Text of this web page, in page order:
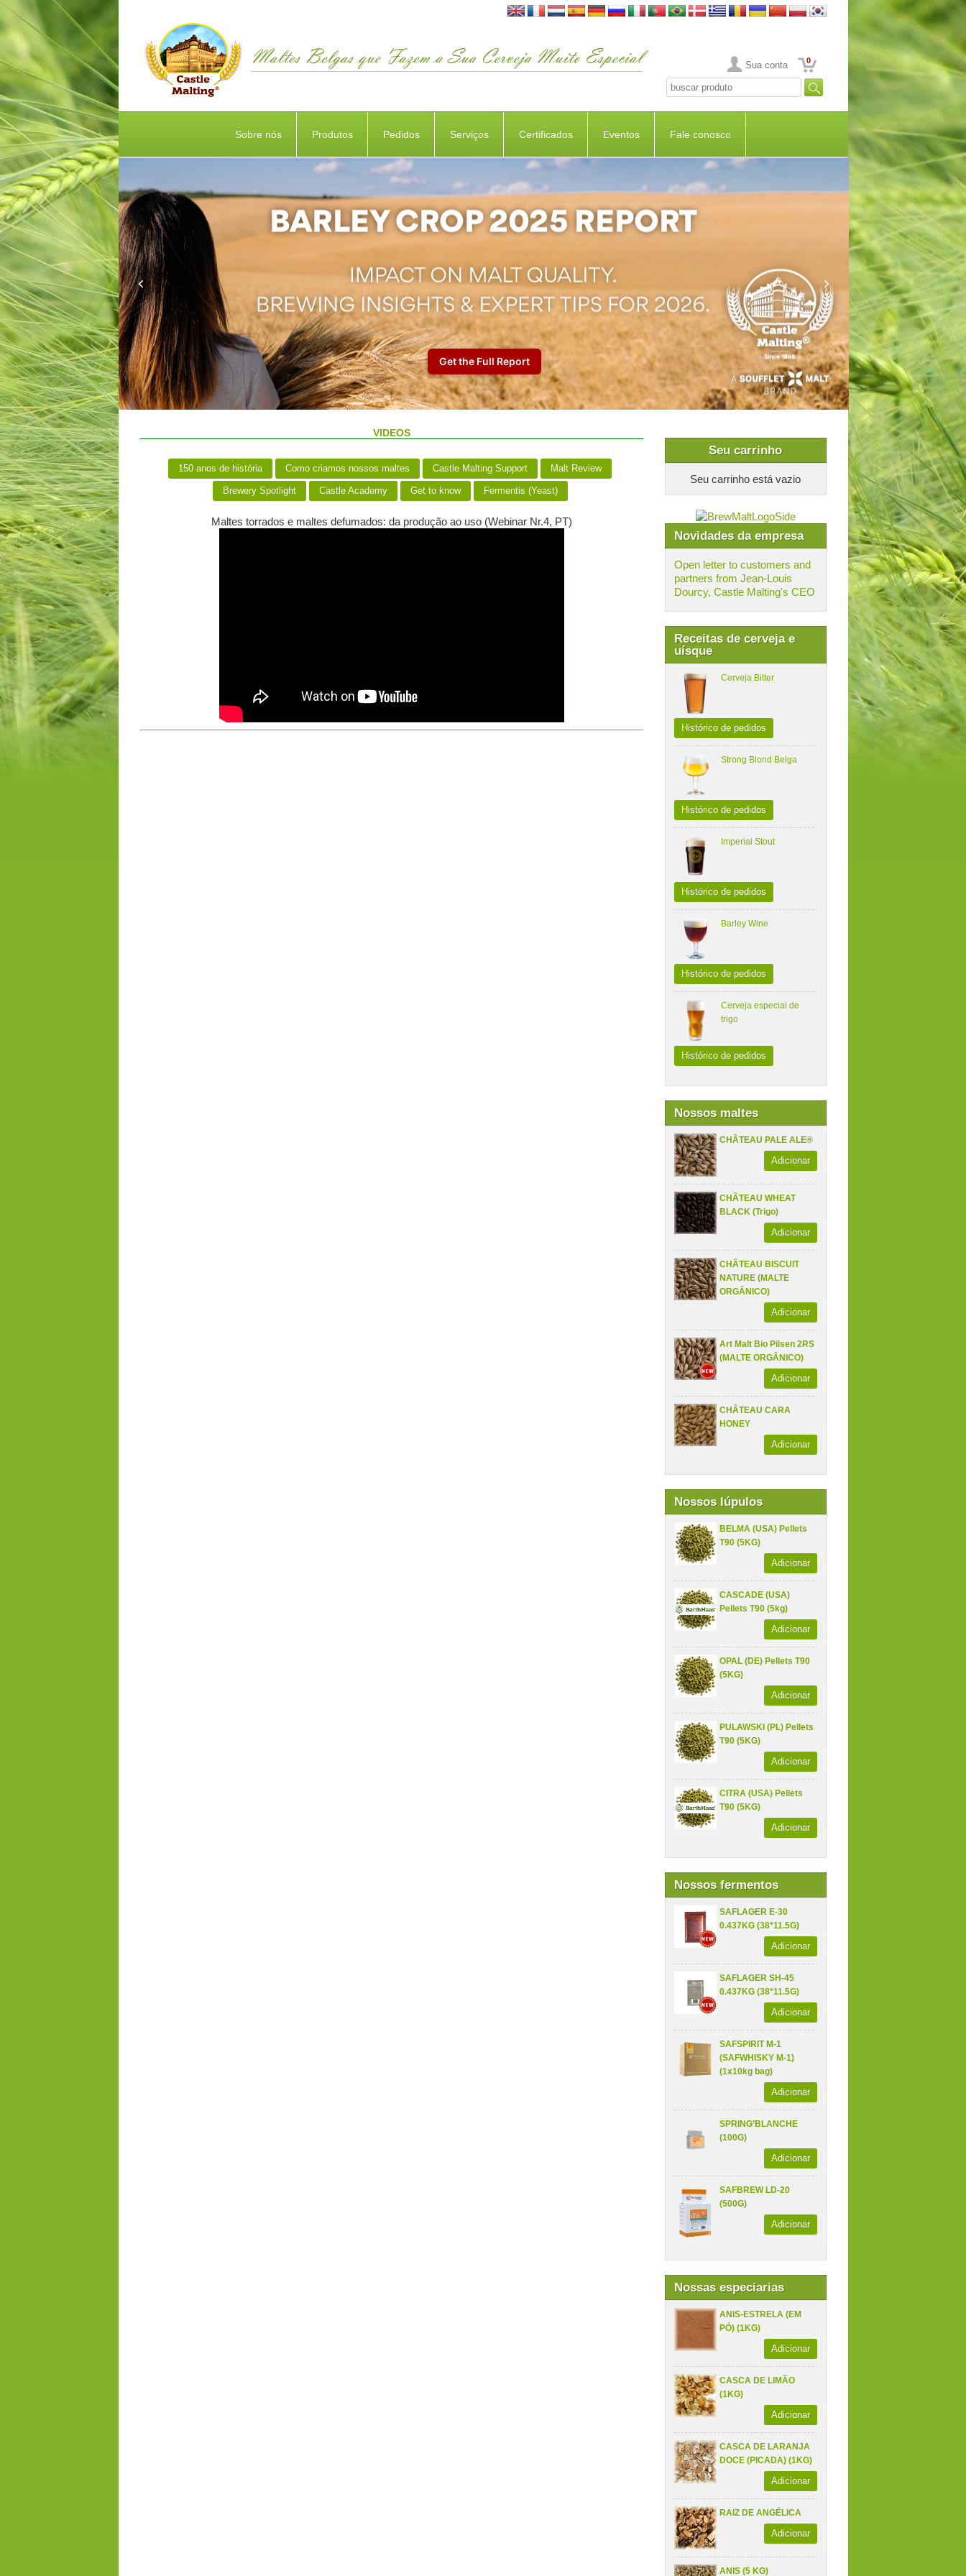
Sua conta 0
Sobre nós Produtos Pedidos Serviços Certificados Eventos Fale conosco
Seu carrinho
Seu carrinho está vazio
Novidades da empresa
Open letter to customers and
partners from Jean-Louis
Dourcy, Castle Malting's CEO
Receitas de cerveja e
uísque
Cerveja Bitter
Histórico de pedidos
Strong Blond Belga
Histórico de pedidos
Imperial Stout
Histórico de pedidos
Barley Wine
Histórico de pedidos
Cerveja especial de
trigo
Histórico de pedidos
Nossos maltes
CHÂTEAU PALE ALE®
Adicionar
CHÂTEAU WHEAT
BLACK (Trigo)
Adicionar
CHÂTEAU BISCUIT
NATURE (MALTE
ORGÂNICO)
Adicionar
Art Malt Bio Pilsen 2RS
(MALTE ORGÂNICO)
Adicionar
CHÂTEAU CARA
HONEY
Adicionar
Nossos lúpulos
BELMA (USA) Pellets
T90 (5KG)
Adicionar
CASCADE (USA)
Pellets T90 (5kg)
Adicionar
OPAL (DE) Pellets T90
(5KG)
Adicionar
PULAWSKI (PL) Pellets
T90 (5KG)
Adicionar
CITRA (USA) Pellets
T90 (5KG)
Adicionar
Nossos fermentos
SAFLAGER E-30
0.437KG (38*11.5G)
Adicionar
SAFLAGER SH-45
0.437KG (38*11.5G)
Adicionar
SAFSPIRIT M-1
(SAFWHISKY M-1)
(1x10kg bag)
Adicionar
SPRING’BLANCHE
(100G)
Adicionar
SAFBREW LD-20
(500G)
Adicionar
Nossas especiarias
ANIS-ESTRELA (EM
PÓ) (1KG)
Adicionar
CASCA DE LIMÃO
(1KG)
Adicionar
CASCA DE LARANJA
DOCE (PICADA) (1KG)
Adicionar
RAIZ DE ANGÉLICA
Adicionar
ANIS (5 KG)
VIDEOS
150 anos de história Como criamos nossos maltes Castle Malting Support Malt Review
Brewery Spotlight Castle Academy Get to know Fermentis (Yeast)
Maltes torrados e maltes defumados: da produção ao uso (Webinar Nr.4, PT)